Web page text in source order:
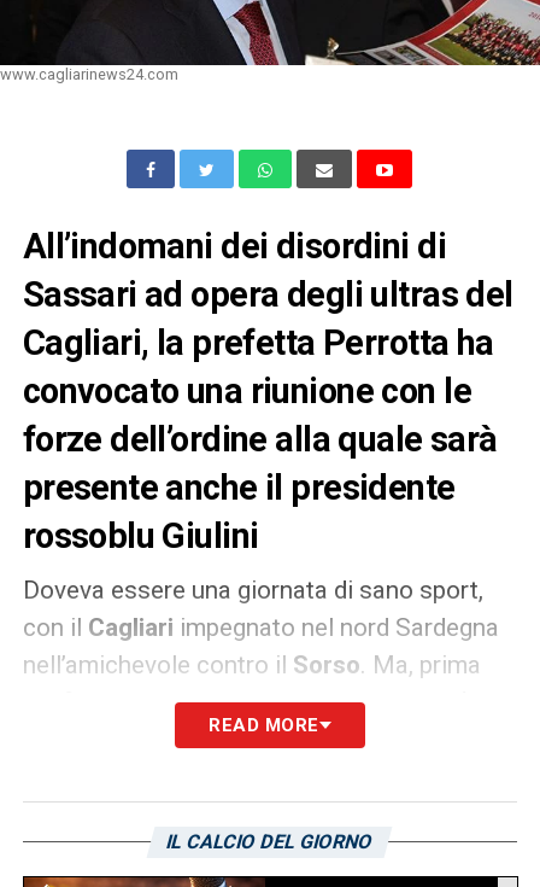
www.cagliarinews24.com
All’indomani dei disordini di
Sassari ad opera degli ultras del
Cagliari, la prefetta Perrotta ha
convocato una riunione con le
forze dell’ordine alla quale sarà
presente anche il presidente
rossoblu Giulini
Doveva essere una giornata di sano sport,
con il Cagliari impegnato nel nord Sardegna
nell’amichevole contro il Sorso. Ma, prima
del fischio d’inizio alla stadioLa Piramide
Sassari è stato teatro di una
forze dell’ordine, che a fatica sono riuscite a
READ MORE
IL CALCIO DEL GIORNO